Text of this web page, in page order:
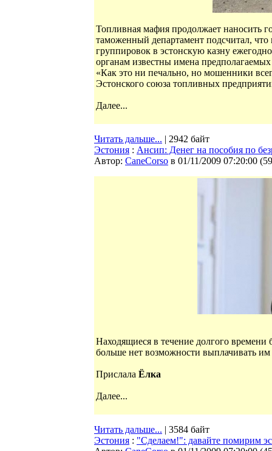
Топливная мафия продолжает наносить
таможенный департамент подсчитал, что
группировок в эстонскую казну
органам известны имена
«Как это ни печально, но мошенники
Эстонского союза топливных
Далее...
Читать дальше... | 2942 байт
Эстония : Ансип: Денег на пособия по
Автор: CaneCorso в 01/11/2009 07:20:00 (
Находящиеся в течение долгого времени
больше нет возможности выплачивать
Прислала Ёлка
Далее...
Читать дальше... | 3584 байт
Эстония : "Сделаем!": давайте помирим